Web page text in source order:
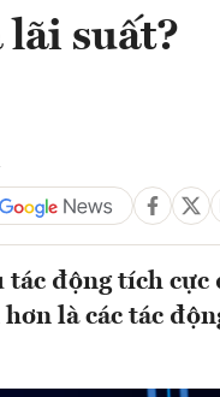
lãi suất?
tác động tích cực
là các tác